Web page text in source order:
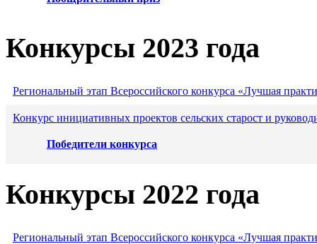
Конкурсы 2023 года
Региональный этап Всероссийского конкурса «Лучшая
Конкурс инициативных проектов сельских старост и
Победители конкурса
Конкурсы 2022 года
Региональный этап Всероссийского конкурса «Лучшая